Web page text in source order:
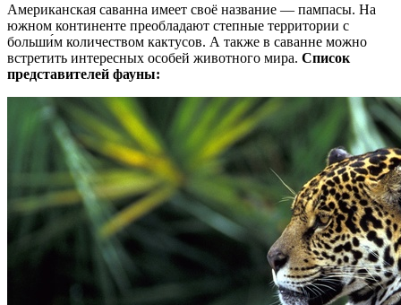
Американская саванна имеет своё название — пампасы. На
южном континенте преобладают степные территории с
больши́м количеством кактусов. А также в саванне можно
встретить интересных особей животного мира. Список
представителей фауны: